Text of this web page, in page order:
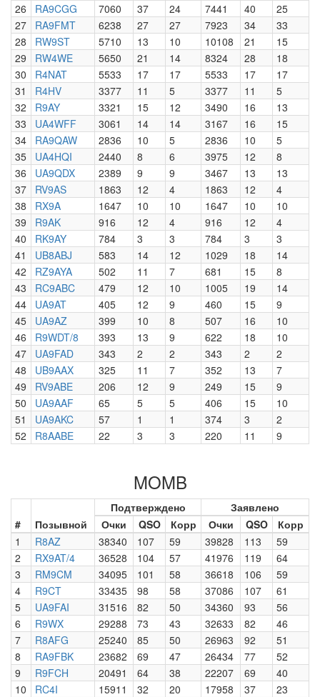
26
RA9CGG 7060 37 24 7441 40
25
27
RA9FMT 6238 27 27 7923 34
33
28
RW9ST 5710 13 10 10108 21
15
29
RW4WE 5650 21 14 8324 28
18
30
R4NAT 5533 17 17 5533 17
17
31
R4HV 3377 11 5 3377 11
5
32
R9AY 3321 15 12 3490 16
13
33
UA4WFF 3061 14 14 3167 16
15
34
RA9QAW 2836 10 5 2836 10
5
35
UA4HQI 2440 8 6 3975 12
8
36
UA9QDX 2389 9 9 3467 13
13
37
RV9AS 1863 12 4 1863 12
4
38
RX9A 1647 10 10 1647 10
10
39
R9AK 916 12 4 916 12
4
40
RK9AY 784 3 3 784 3
3
41
UB8ABJ 583 14 12 1029 18
14
42
RZ9AYA 502 11 7 681 15
8
43
RC9ABC 479 12 10 1005 19
14
44
UA9AT 405 12 9 460 15
9
45
UA9AZ 399 10 8 507 16
10
46
R9WDT/8 393 13 9 622 18
10
47
UA9FAD 343 2 2 343 2
2
48
UB9AAX 325 11 7 352 13
7
49
RV9ABE 206 12 9 249 15
9
50
UA9AAF 65 5 5 406 15
10
51
UA9AKC 57 1 1 374 3
2
52
R8AABE 22 3 3 220 11 9
MOMB
# Позывной
Подтверждено
Заявлено
Очки
QSO Корр Очки QSO
Корр
1
R8AZ 38340 107 59 39828 113
59
2
RX9AT/4 36528 104 57 41976 119
64
3
RM9CM 34095 101 58 36618 106
59
4
R9CT 33435 98 58 37086 107
61
5
UA9FAI 31516 82 50 34360 93
56
6
R9WX 29288 73 43 32633 82
46
7
R8AFG 25240 85 50 26963 92
51
8
RA9FBK 23682 69 47 26434 77
52
9
R9FCH 20491 64 38 22207 69
40
10
RC4I 15911 32 20 17958 37
23